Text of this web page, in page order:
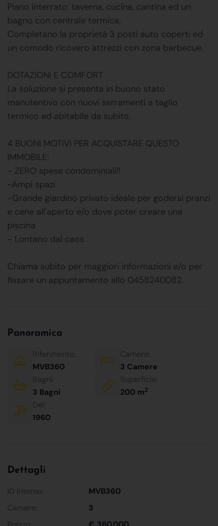
Piano interrato: taverna, cucina, cantina ed un
bagno con centrale termica.
Completano la proprietà 3 posti auto coperti ed
un comodo ricovero attrezzi con zona barbecue.
DOTAZIONI E COMFORT
La soluzione si presenta in buono stato
manutentivo con nuovi serramenti a taglio
termico ed abitabile da subito.
4 BUONI MOTIVI PER ACQUISTARE QUESTO
IMMOBILE:
- ZERO spese condominiali!!
-Ampi spazi
-Grande giardino privato ideale per godersi pranzi
e cene all'aperto e/o dove poter creare una
piscina
- Lontano dal caos
Chiama subito per maggiori informazioni e/o per
fissare un appuntamento allo 0458240082.
Panoramica
Riferimento:
MVB360
Camere:
3 Camere
Bagni:
3 Bagni
Superficie:
200 m2
Del:
1960
Dettagli
ID Interno:
MVB360
Camere:
3